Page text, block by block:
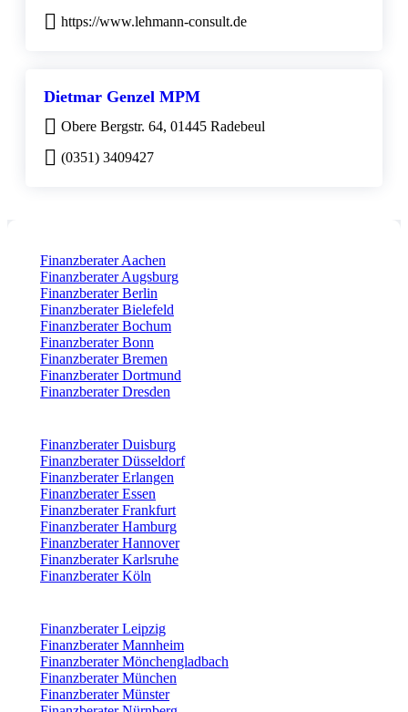
https://www.lehmann-consult.de
Dietmar Genzel MPM
Obere Bergstr. 64, 01445 Radebeul
(0351) 3409427
Finanzberater Aachen
Finanzberater Augsburg
Finanzberater Berlin
Finanzberater Bielefeld
Finanzberater Bochum
Finanzberater Bonn
Finanzberater Bremen
Finanzberater Dortmund
Finanzberater Dresden
Finanzberater Duisburg
Finanzberater Düsseldorf
Finanzberater Erlangen
Finanzberater Essen
Finanzberater Frankfurt
Finanzberater Hamburg
Finanzberater Hannover
Finanzberater Karlsruhe
Finanzberater Köln
Finanzberater Leipzig
Finanzberater Mannheim
Finanzberater Mönchengladbach
Finanzberater München
Finanzberater Münster